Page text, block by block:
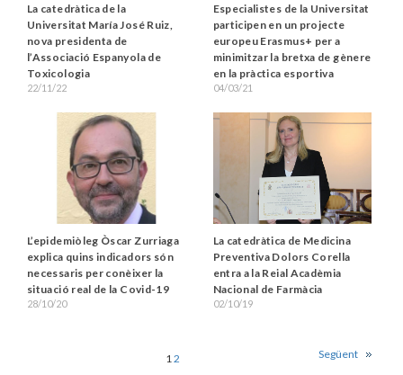
La catedràtica de la
Universitat María José Ruiz,
nova presidenta de
l’Associació Espanyola de
Toxicologia
22/11/22
Especialistes de la Universitat
participen en un projecte
europeu Erasmus+ per a
minimitzar la bretxa de gènere
en la pràctica esportiva
04/03/21
L’epidemiòleg Òscar Zurriaga
explica quins indicadors són
necessaris per conèixer la
situació real de la Covid-19
28/10/20
La catedràtica de Medicina
Preventiva Dolors Corella
entra a la Reial Acadèmia
Nacional de Farmàcia
02/10/19
12 Següent